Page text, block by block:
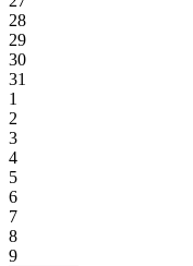
28
29
30
31
1
2
3
4
5
6
7
8
9